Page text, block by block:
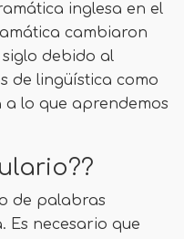
inglesa en el
cambiaron
siglo debido al
de lingüística como
lo que aprendemos
de palabras
Es necesario que